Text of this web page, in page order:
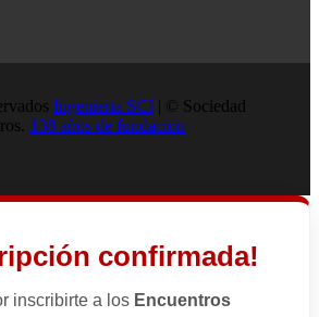
Ingenieria SCI | © Sociedad
138 años de fundación
confirmada!
inscribirte a los Encuentros